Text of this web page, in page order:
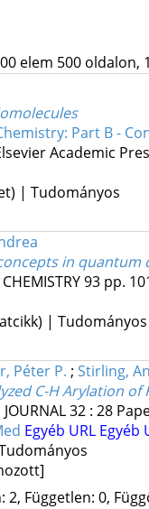
elem 500 oldalon,
Part B -
Academic
| Tudományos
in quantum
93 pp.
| Tudományos
Péter P. ; Stirling,
C-H Arylation
32: 28
Egyéb URL Egyéb
2, Független: 0,